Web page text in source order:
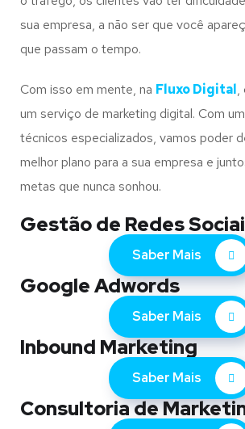
sua empresa, a não ser que você
que passam o tempo.
Com isso em mente, na Fluxo Digital,
um serviço de marketing digital. Com
técnicos especializados, vamos poder
melhor plano para a sua empresa e
metas que nunca sonhou.
Gestão de Redes
Saber Mais
Google Adwords
Saber Mais
Inbound Marketing
Saber Mais
Consultoria de